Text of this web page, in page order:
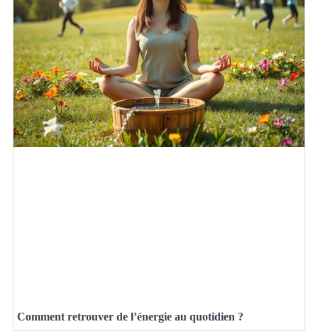
Comment retrouver de l’énergie au quotidien ?